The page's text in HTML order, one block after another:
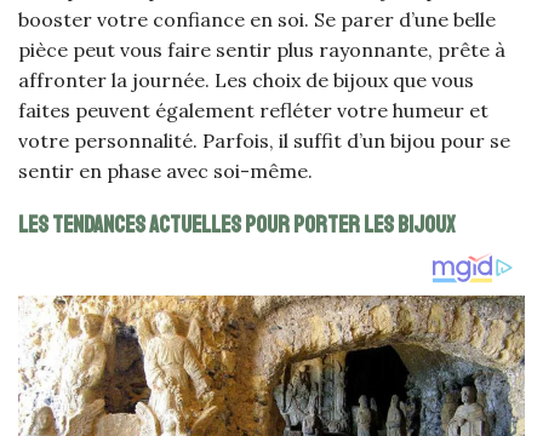
booster votre confiance en soi. Se parer d’une belle
pièce peut vous faire sentir plus rayonnante, prête à
affronter la journée. Les choix de bijoux que vous
faites peuvent également refléter votre humeur et
votre personnalité. Parfois, il suffit d’un bijou pour se
sentir en phase avec soi-même.
Les tendances actuelles pour porter les bijoux